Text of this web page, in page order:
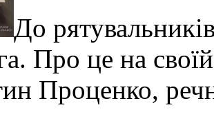
До
Про це на
Проценко,